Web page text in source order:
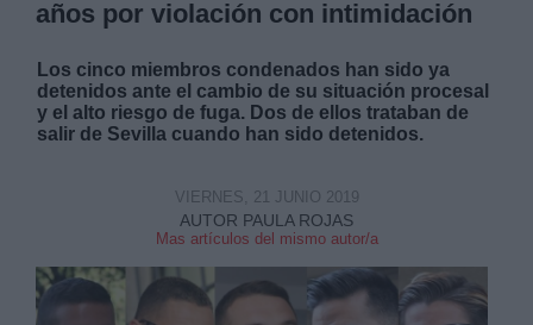
años por violación con intimidación
Los cinco miembros condenados han sido ya
detenidos ante el cambio de su situación procesal
y el alto riesgo de fuga. Dos de ellos trataban de
salir de Sevilla cuando han sido detenidos.
AUTOR PAULA ROJAS
Mas artículos del mismo autor/a
VIERNES, 21 JUNIO 2019
Legitimación:
Destinatarios:
Derechos: